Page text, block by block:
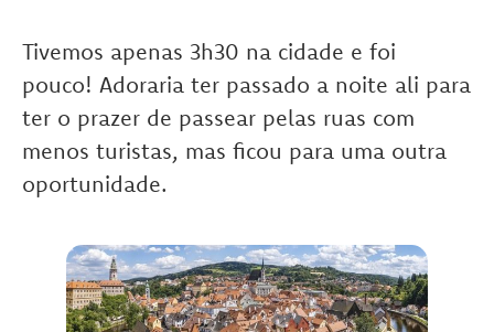
Tivemos apenas 3h30 na cidade e foi
pouco! Adoraria ter passado a noite ali para
ter o prazer de passear pelas ruas com
menos turistas, mas ficou para uma outra
oportunidade.